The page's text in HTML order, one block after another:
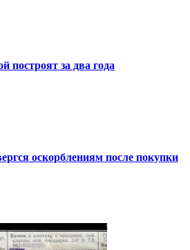
построят за два года
оскорблениям после покупки